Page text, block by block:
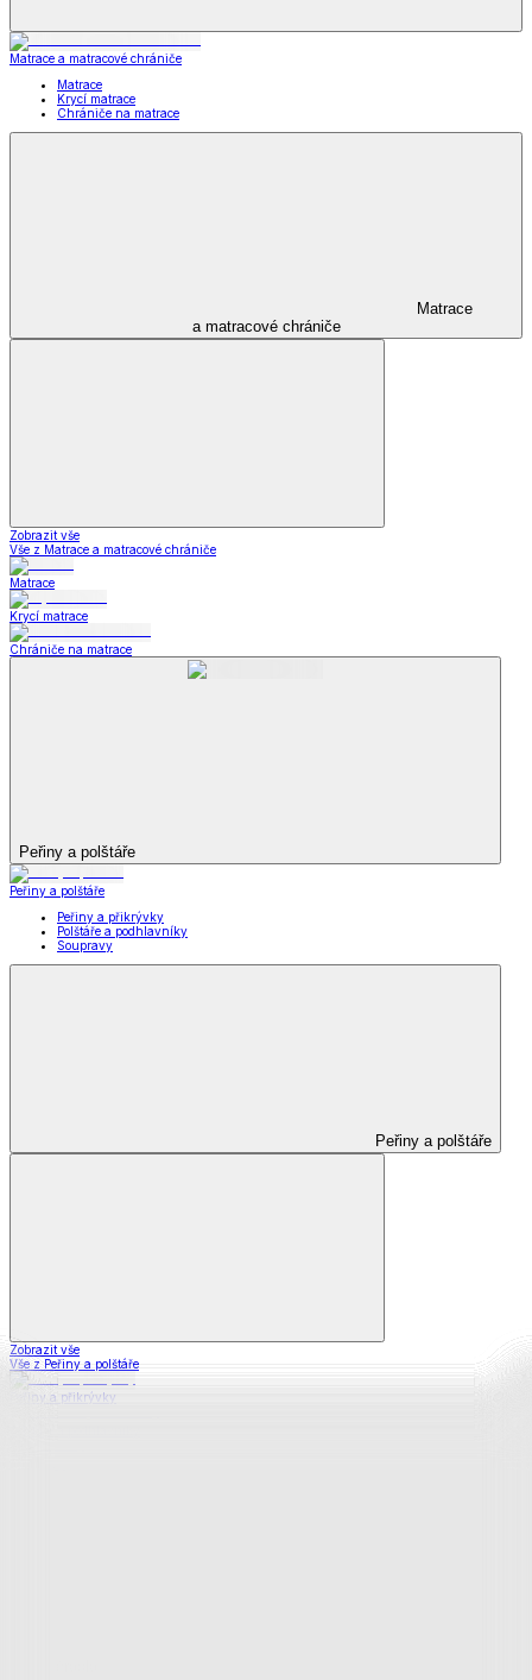
Matrace a matracové chrániče
Matrace
Krycí matrace
Chrániče na matrace
Matrace
a matracové chrániče
Zobrazit vše
Vše z Matrace a matracové chrániče
Matrace
Krycí matrace
Chrániče na matrace
Peřiny a polštáře
Peřiny a polštáře
Peřiny a přikrývky
Polštáře a podhlavníky
Soupravy
Peřiny a polštáře
Zobrazit vše
Vše z Peřiny a polštáře
Peřiny a přikrývky